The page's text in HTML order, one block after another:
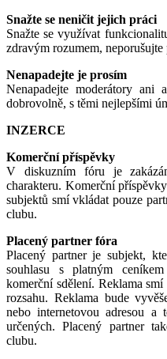
Snažte se neničit jejich práci
Snažte se využívat
zdravým rozumem,
Nenapadejte je prosím
Nenapadejte moderátory ani
dobrovolně, s těmi nejlepšími
INZERCE
Komerční příspěvky
V diskuzním fóru je
charakteru. Komerční
subjektů smí vkládat pouze
clubu.
Placený partner fóra
Placený partner je subjekt,
souhlasu s platným
komerční sdělení. Reklama
rozsahu. Reklama bude
nebo internetovou adresou
určených. Placený partner
clubu.